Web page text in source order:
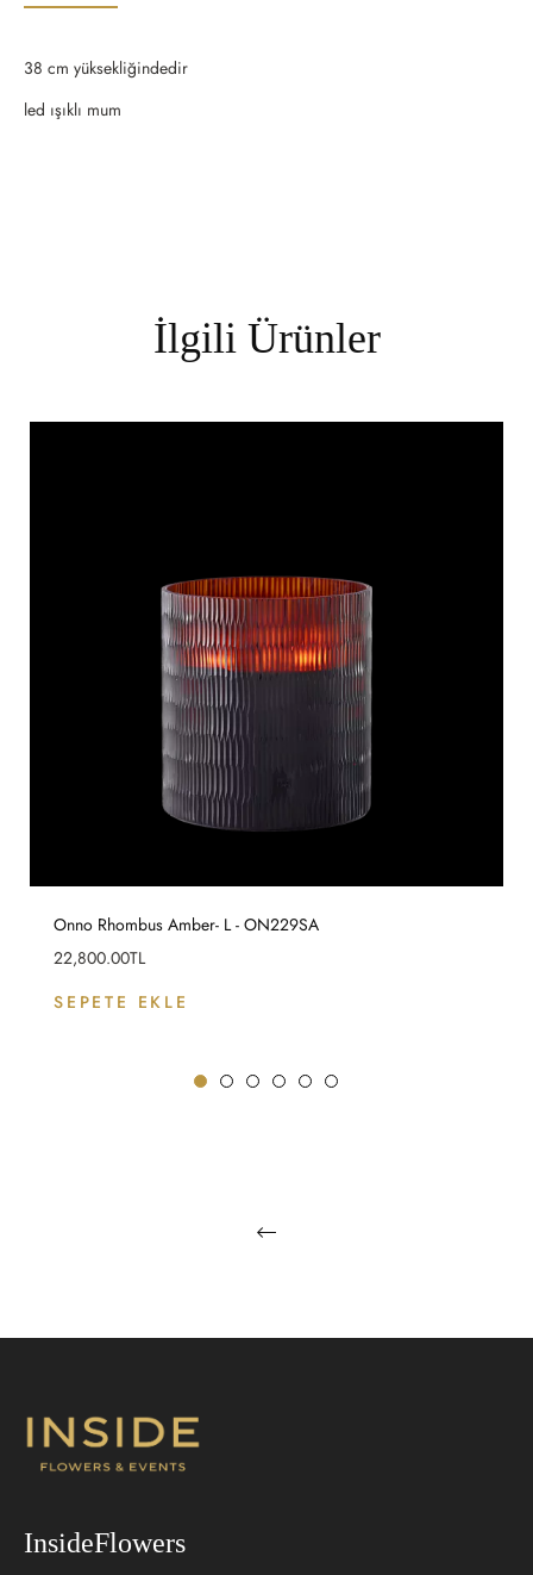
38 cm yüksekliğindedir
led ışıklı mum
İlgili Ürünler
Onno Rhombus Amber- L - ON229SA
Fiyat
22,800.00TL
SEPETE EKLE
InsideFlowers